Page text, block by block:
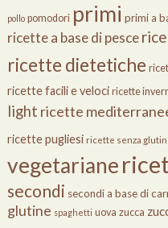
pollo pomodori primi primi a
ricette a base di pesce
ricette dietetiche
ricette facili e veloci ricette
light ricette
ricette pugliesi ricette senza
vegetariane
secondi secondi a base di
glutine spaghetti uova zucca